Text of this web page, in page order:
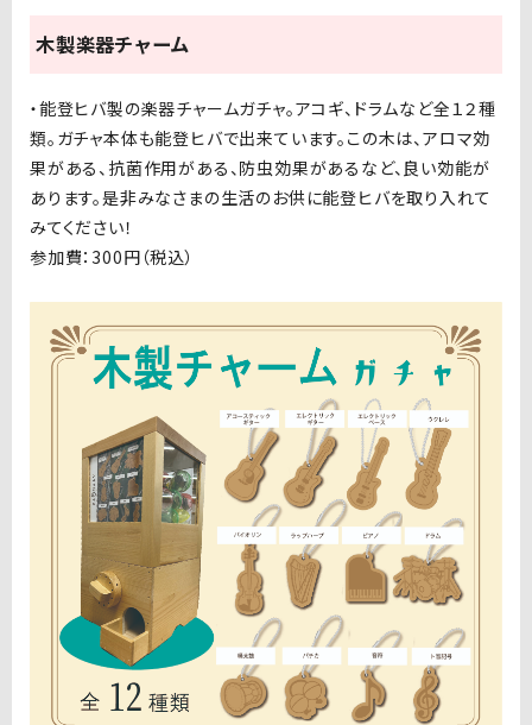
木製楽器チャーム
・能登ヒバ製の楽器チャームガチャ。アコギ、ドラムなど全１２種
類。ガチャ本体も能登ヒバで出来ています。この木は、アロマ効
果がある、抗菌作用がある、防虫効果があるなど、良い効能が
あります。是非みなさまの生活のお供に能登ヒバを取り入れて
みてください！
参加費：300円（税込）